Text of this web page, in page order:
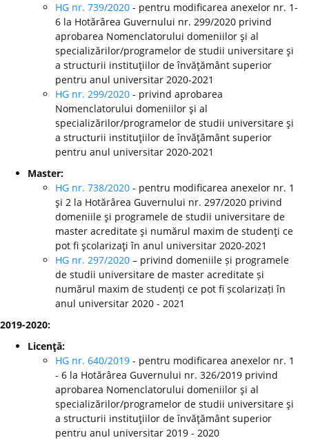
HG nr. 739/2020 - pentru modificarea anexelor nr. 1-
6 la Hotărârea Guvernului nr. 299/2020 privind
aprobarea Nomenclatorului domeniilor şi al
specializărilor/programelor de studii universitare şi
a structurii instituţiilor de învăţământ superior
pentru anul universitar 2020-2021
HG nr. 299/2020 - privind aprobarea
Nomenclatorului domeniilor şi al
specializărilor/programelor de studii universitare şi
a structurii instituţiilor de învăţământ superior
pentru anul universitar 2020-2021
Master:
HG nr. 738/2020 - pentru modificarea anexelor nr. 1
şi 2 la Hotărârea Guvernului nr. 297/2020 privind
domeniile şi programele de studii universitare de
master acreditate şi numărul maxim de studenţi ce
pot fi şcolarizaţi în anul universitar 2020-2021
HG nr. 297/2020 – privind domeniile și programele
de studii universitare de master acreditate și
numărul maxim de studenți ce pot fi școlarizați în
anul universitar 2020 - 2021
2019-2020:
Licenţă:
HG nr. 640/2019 - pentru modificarea anexelor nr. 1
- 6 la Hotărârea Guvernului nr. 326/2019 privind
aprobarea Nomenclatorului domeniilor şi al
specializărilor/programelor de studii universitare şi
a structurii instituţiilor de învăţământ superior
pentru anul universitar 2019 - 2020